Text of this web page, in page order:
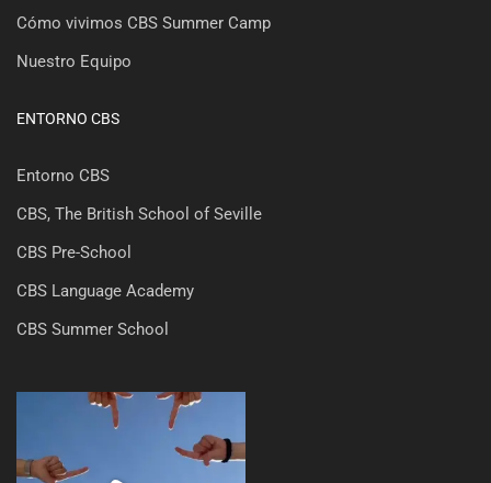
Cómo vivimos CBS Summer Camp
Nuestro Equipo
ENTORNO CBS
Entorno CBS
CBS, The British School of Seville
CBS Pre-School
CBS Language Academy
CBS Summer School